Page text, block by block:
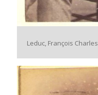
Leduc, François Charles